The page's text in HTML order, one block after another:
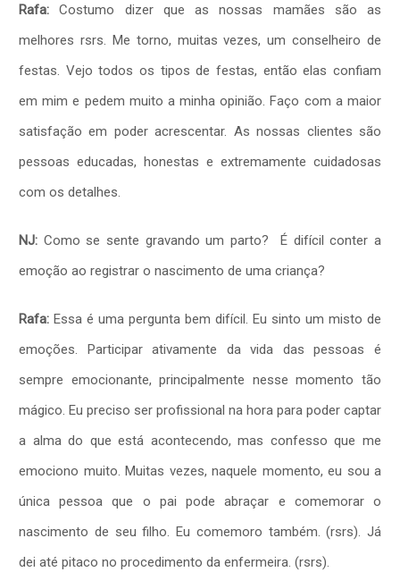
Rafa: Costumo dizer que as nossas mamães são as
melhores rsrs. Me torno, muitas vezes, um conselheiro de
festas. Vejo todos os tipos de festas, então elas confiam
em mim e pedem muito a minha opinião. Faço com a maior
satisfação em poder acrescentar. As nossas clientes são
pessoas educadas, honestas e extremamente cuidadosas
com os detalhes.
NJ: Como se sente gravando um parto? É difícil conter a
emoção ao registrar o nascimento de uma criança?
Rafa: Essa é uma pergunta bem difícil. Eu sinto um misto de
emoções. Participar ativamente da vida das pessoas é
sempre emocionante, principalmente nesse momento tão
mágico. Eu preciso ser profissional na hora para poder captar
a alma do que está acontecendo, mas confesso que me
emociono muito. Muitas vezes, naquele momento, eu sou a
única pessoa que o pai pode abraçar e comemorar o
nascimento de seu filho. Eu comemoro também. (rsrs). Já
dei até pitaco no procedimento da enfermeira. (rsrs).